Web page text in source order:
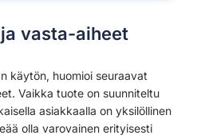
vasta-aiheet
käytön, huomioi seuraavat
Vaikka tuote on suunniteltu
asiakkaalla on yksilöllinen
olla varovainen erityisesti